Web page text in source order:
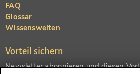
FAQ
Glossar
Wissenswelten
Vorteil sichern
Newsletter abonnieren und diesen